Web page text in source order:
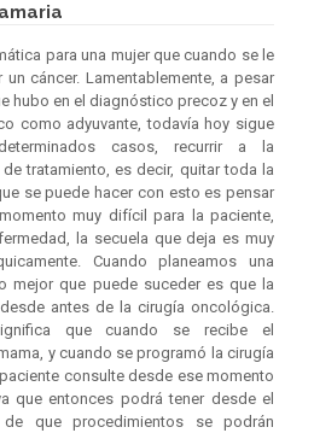
para una mujer que cuando se le
cáncer. Lamentablemente, a pesar
hubo en el diagnóstico precoz y en el
como adyuvante, todavía hoy sigue
casos, recurrir a la
tratamiento, es decir, quitar toda la
se puede hacer con esto es pensar
muy difícil para la paciente,
la secuela que deja es muy
Cuando planeamos una
mejor que puede suceder es que la
antes de la cirugía oncológica.
que cuando se recibe el
y cuando se programó la cirugía
consulte desde ese momento
que entonces podrá tener desde el
que procedimientos se podrán